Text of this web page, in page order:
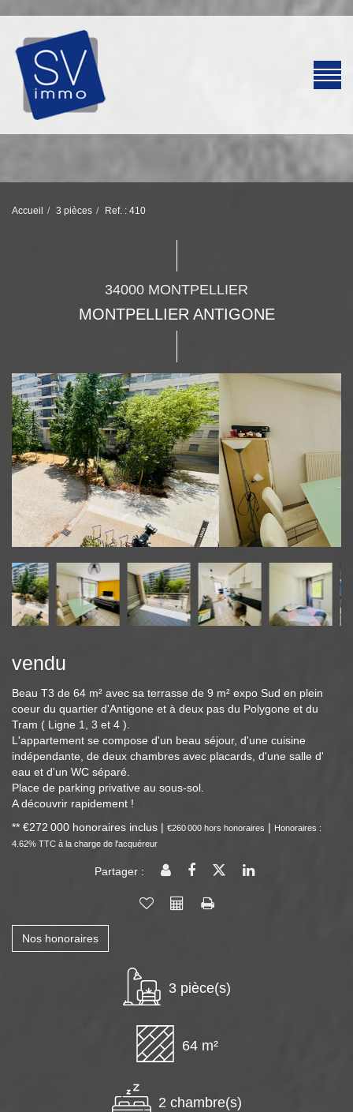
Accueil 3 pièces Ref. : 410
34000 MONTPELLIER
MONTPELLIER ANTIGONE
vendu
Beau T3 de 64 m² avec sa terrasse de 9 m² expo Sud en plein
coeur du quartier d'Antigone et à deux pas du Polygone et du
Tram ( Ligne 1, 3 et 4 ).
L'appartement se compose d'un beau séjour, d'une cuisine
indépendante, de deux chambres avec placards, d'une salle d'
eau et d'un WC séparé.
Place de parking privative au sous-sol.
A découvrir rapidement !
** €272 000 honoraires inclus | €260 000 hors honoraires | Honoraires :
4.62% TTC à la charge de l'acquéreur
Partager :
Nos honoraires
3 pièce(s)
64 m²
2 chambre(s)